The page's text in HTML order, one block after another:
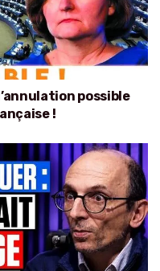
possible
!